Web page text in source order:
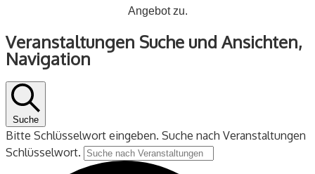
Angebot zu.
Veranstaltungen
für
August
2024
Veranstaltungen Suche und Ansichten,
Navigation
Suche
Bitte Schlüsselwort eingeben. Suche nach Veranstaltungen
Schlüsselwort.